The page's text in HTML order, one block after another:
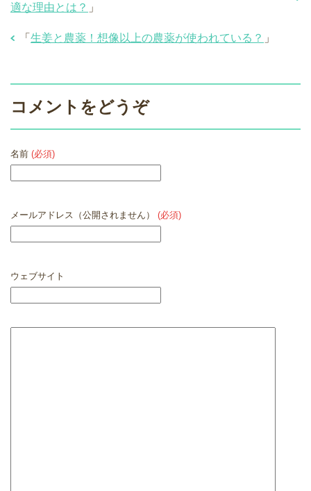
適な理由とは？ 」
「 生姜と農薬！想像以上の農薬が使われている？ 」
コメントをどうぞ
名前 (必須)
メールアドレス（公開されません） (必須)
ウェブサイト